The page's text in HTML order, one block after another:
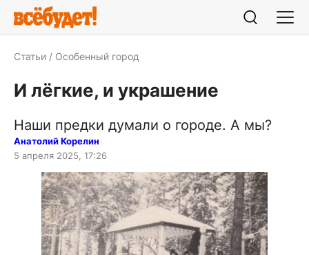
Статьи Особенный город
И лёгкие, и украшение
Наши предки думали о городе. А мы?
Анатолий Корелин
5 апреля 2025, 17:26